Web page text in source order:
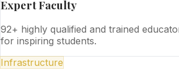
Expert Faculty
92+ highly qualified and trained
for inspiring students.
Infrastructure